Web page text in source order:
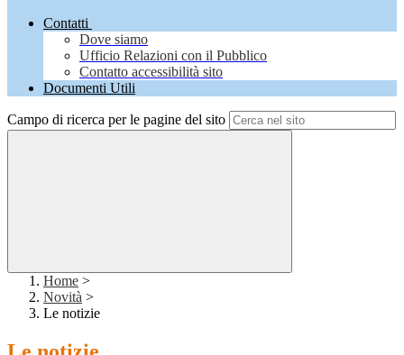
Contatti
Dove siamo
Ufficio Relazioni con il Pubblico
Contatto accessibilità sito
Documenti Utili
Campo di ricerca per le pagine del sito
Home >
Novità >
Le notizie